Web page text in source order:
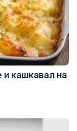
кашкавал на